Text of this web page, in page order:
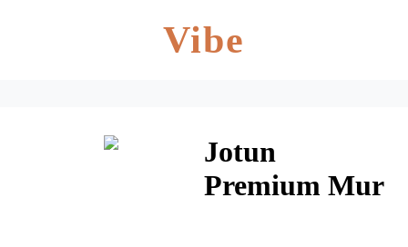
Vibe
Jotun
Premium Mur